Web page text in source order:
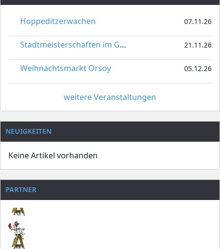
Hoppeditzerwachen 07.11.26
Stadtmeisterschaften im Gardetanz 21.11.26
Weihnachtsmarkt Orsoy 05.12.26
weitere Veranstaltungen
NEUIGKEITEN
Keine Artikel vorhanden
PARTNER